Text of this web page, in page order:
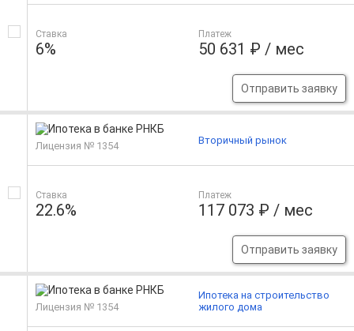
Ставка
6%
Платеж
50 631 ₽ / мес
Отправить заявку
Лицензия № 1354
Ставка
22.6%
Платеж
117 073 ₽ / мес
Отправить заявку
Вторичный рынок
Лицензия № 1354
Ипотека на строительство
жилого дома